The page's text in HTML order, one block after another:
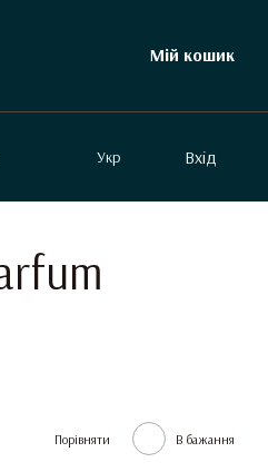
Мій кошик
Укр Вхід
Порівняти В бажання